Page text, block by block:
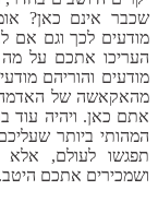
שכבר אינם כאן?
מודעים לכך וגם אם
העריכו אתכם על
מודעים והוריהם
מהאקאשה של האדמה,
אתם כאן. ויהיה עוד
המהותי ביותר
תפגשו לעולם,
ושמכירים אתכם היטב.